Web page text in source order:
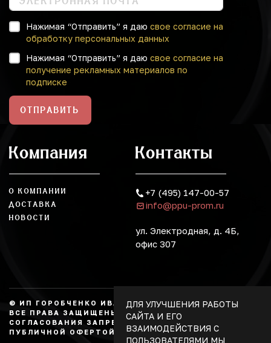
Нажимая “Отправить” я даю свое согласие на
обработку персональных данных
Нажимая “Отправить” я даю свое согласие на
получение рекламных материалов по
подписке
ОТПРАВИТЬ
Компания
О КОМПАНИИ
ДОСТАВКА
НОВОСТИ
Контакты
+7 (495) 147-00-57
info@ppu-prom.ru
ул. Электродная, д. 4Б,
офис 307
© ИП ГОРОБЧЕНКО ИВАН АЛЕКСАНДРОВИЧ, 2026.
ВСЕ ПРАВА ЗАЩИЩЕНЫ, КОПИРОВАНИЕ БЕЗ
СОГЛАСОВАНИЯ ЗАПРЕЩЕНО. НЕ ЯВЛЯЕТСЯ
ПУБЛИЧНОЙ ОФЕРТОЙ.
ДЛЯ УЛУЧШЕНИЯ РАБОТЫ
САЙТА И ЕГО
ВЗАИМОДЕЙСТВИЯ С
ПОЛЬЗОВАТЕЛЯМИ МЫ